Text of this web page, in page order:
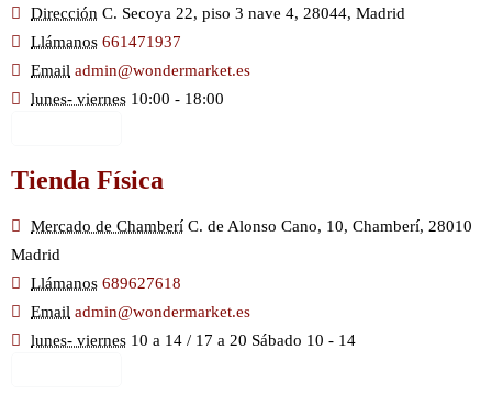
Dirección C. Secoya 22, piso 3 nave 4, 28044, Madrid
Llámanos 661471937
Email admin@wondermarket.es
lunes- viernes 10:00 - 18:00
Tienda Física
Mercado de Chamberí C. de Alonso Cano, 10, Chamberí, 28010
Madrid
Llámanos 689627618
Email admin@wondermarket.es
lunes- viernes 10 a 14 / 17 a 20 Sábado 10 - 14